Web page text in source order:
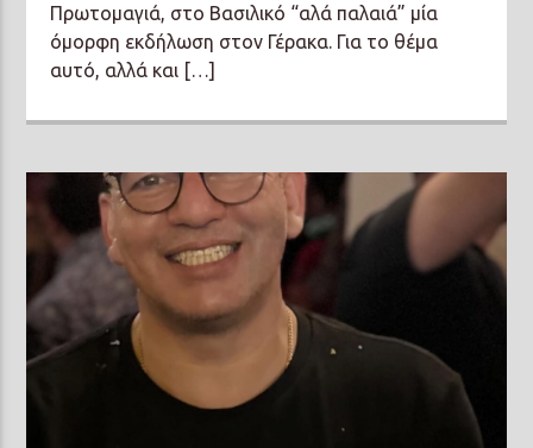
Πρωτομαγιά, στο Βασιλικό “αλά παλαιά” μία
όμορφη εκδήλωση στον Γέρακα. Για το θέμα
αυτό, αλλά και […]